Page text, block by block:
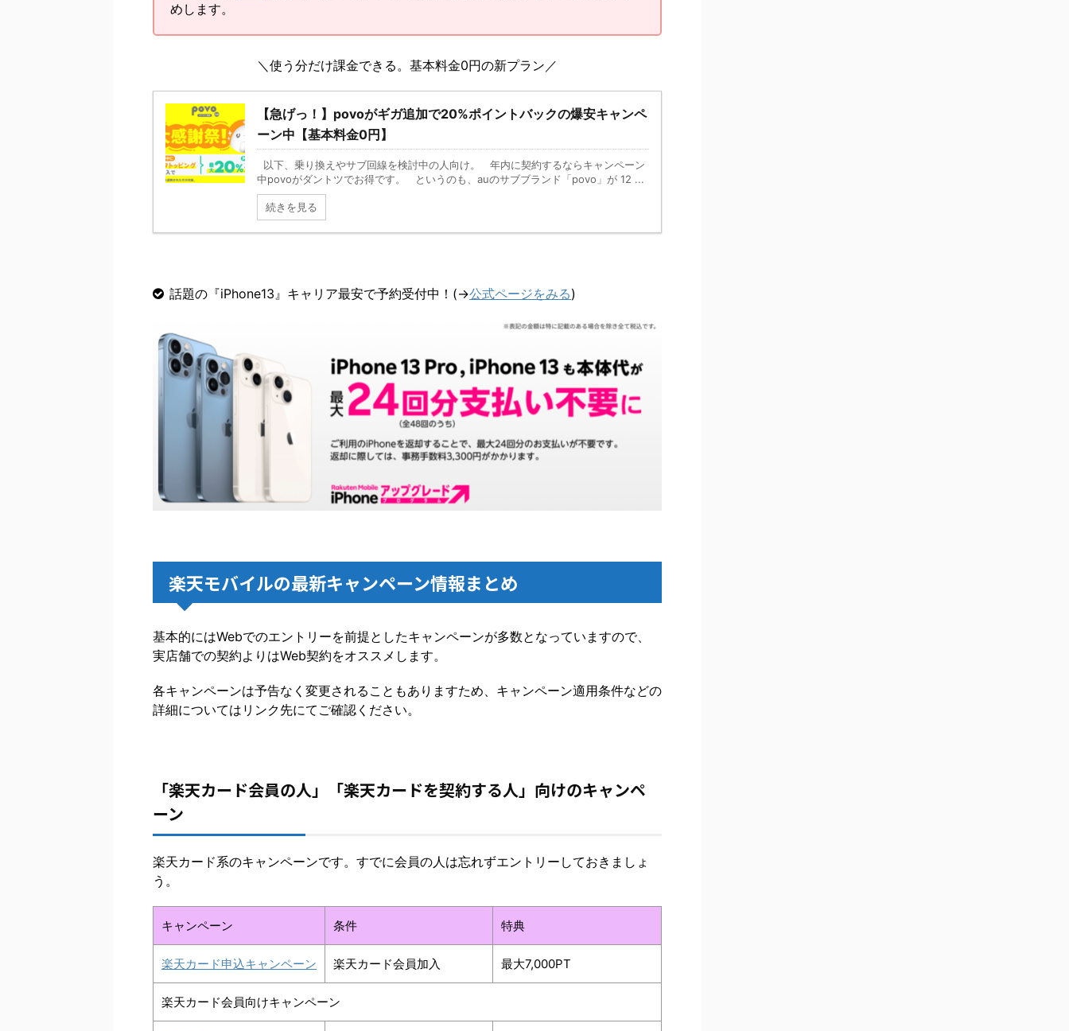
めします。
＼使う分だけ課金できる。基本料金0円の新プラン／
【急げっ！】povoがギガ追加で20%ポイントバックの爆安キャンペ
ーン中【基本料金0円】
以下、乗り換えやサブ回線を検討中の人向け。 年内に契約するならキャンペーン
中povoがダントツでお得です。 というのも、auのサブブランド「povo」が 12 ...
続きを見る
話題の『iPhone13』キャリア最安で予約受付中！(→公式ページをみる)
楽天モバイルの最新キャンペーン情報まとめ
基本的にはWebでのエントリーを前提としたキャンペーンが多数となっていますので、
実店舗での契約よりはWeb契約をオススメします。
各キャンペーンは予告なく変更されることもありますため、キャンペーン適用条件などの
詳細についてはリンク先にてご確認ください。
「楽天カード会員の人」「楽天カードを契約する人」向けのキャンペ
ーン
楽天カード系のキャンペーンです。すでに会員の人は忘れずエントリーしておきましょ
う。
キャンペーン 条件 特典
楽天カード申込キャンペーン 楽天カード会員加入 最大7,000PT
楽天カード会員向けキャンペーン